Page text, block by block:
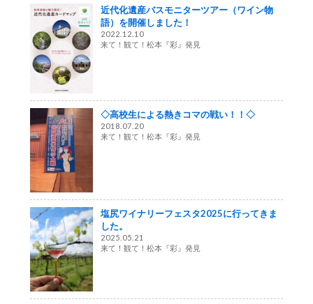
近代化遺産バスモニターツアー（ワイン物
語）を開催しました！
2022.12.10
来て！観て！松本『彩』発見
◇高校生による熱きコマの戦い！！◇
2018.07.20
来て！観て！松本『彩』発見
塩尻ワイナリーフェスタ2025に行ってきま
した。
2025.05.21
来て！観て！松本『彩』発見